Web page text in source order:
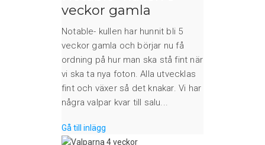
veckor gamla
Notable- kullen har hunnit bli 5
veckor gamla och börjar nu få
ordning på hur man ska stå fint när
vi ska ta nya foton. Alla utvecklas
fint och växer så det knakar. Vi har
några valpar kvar till salu...
Gå till inlägg